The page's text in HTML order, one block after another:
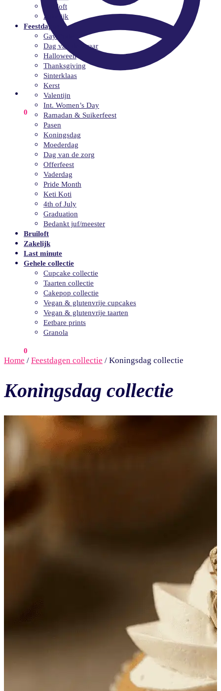
0
Bruiloft
Zakelijk
Feestdagen
Gay Pride
Dag van de leraar
Halloween
Thanksgiving
Sinterklaas
Kerst
Valentijn
Int. Women’s Day
Ramadan & Suikerfeest
Pasen
Koningsdag
Moederdag
Dag van de zorg
Offerfeest
Vaderdag
Pride Month
Keti Koti
4th of July
Graduation
Bedankt juf/meester
Bruiloft
Zakelijk
Last minute
Gehele collectie
Cupcake collectie
Taarten collectie
Cakepop collectie
Vegan & glutenvrije cupcakes
Vegan & glutenvrije taarten
Eetbare prints
Granola
0
Home / Feestdagen collectie / Koningsdag collectie
Koningsdag collectie